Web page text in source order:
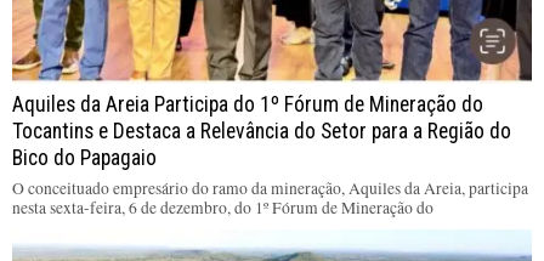
Aquiles da Areia Participa do 1º Fórum de Mineração do
Tocantins e Destaca a Relevância do Setor para a Região do
Bico do Papagaio
O conceituado empresário do ramo da mineração, Aquiles da Areia, participa
nesta sexta-feira, 6 de dezembro, do 1º Fórum de Mineração do